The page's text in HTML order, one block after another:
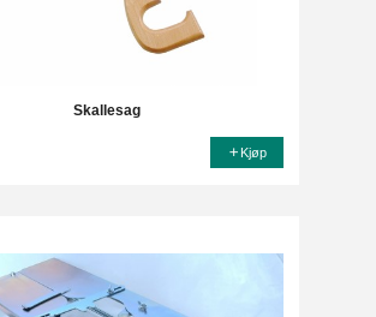
Skallesag
Kjøp